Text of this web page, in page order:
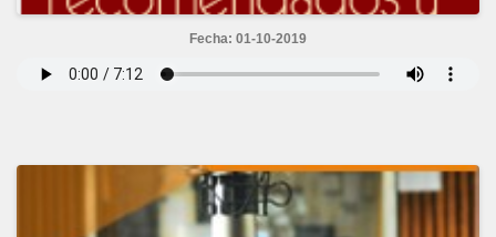
Fecha: 01-10-2019